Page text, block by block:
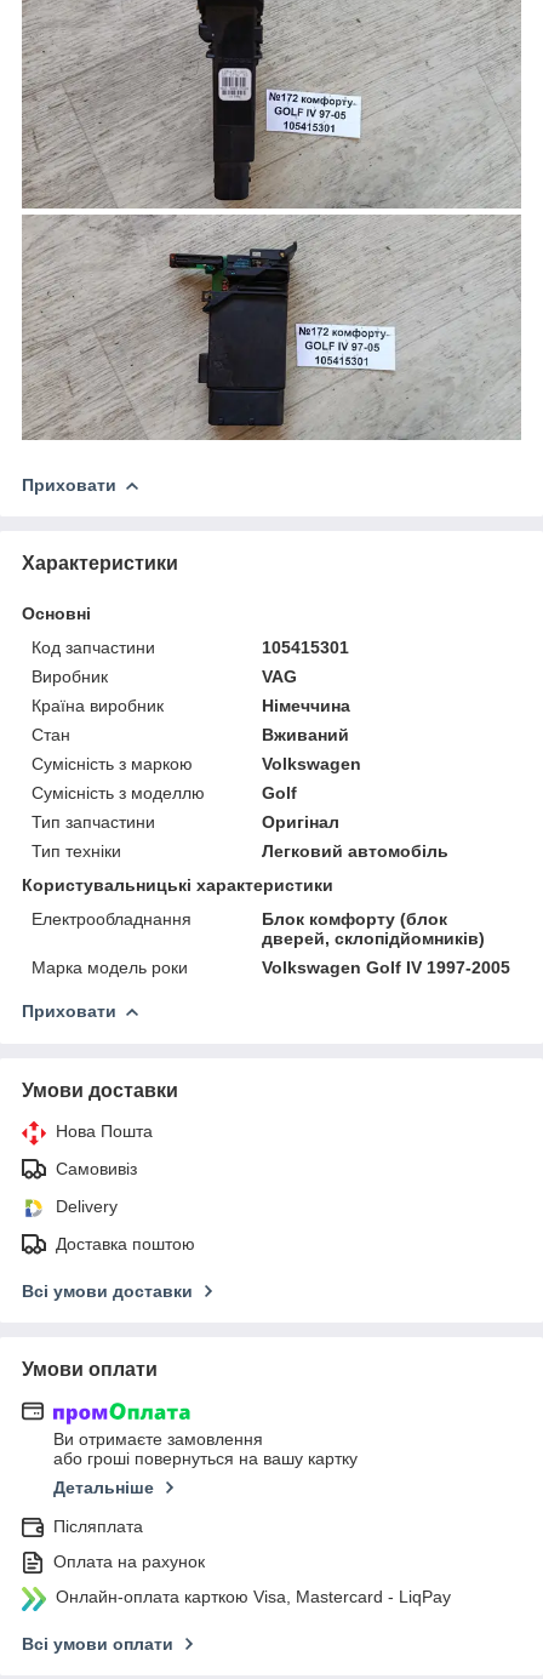
Приховати
Характеристики
Основні
Код запчастини
105415301
Виробник
VAG
Країна виробник
Німеччина
Стан
Вживаний
Сумісність з маркою
Volkswagen
Сумісність з моделлю
Golf
Тип запчастини
Оригінал
Тип техніки
Легковий автомобіль
Користувальницькі характеристики
Електрообладнання
Блок комфорту (блок
дверей, склопідйомників)
Марка модель роки
Volkswagen Golf IV 1997-2005
Приховати
Умови доставки
Нова Пошта
Самовивіз
Delivery
Доставка поштою
Всі умови доставки
Умови оплати
Ви отримаєте замовлення
або гроші повернуться на вашу картку
Детальніше
Післяплата
Оплата на рахунок
Онлайн-оплата карткою Visa, Mastercard - LiqPay
Всі умови оплати